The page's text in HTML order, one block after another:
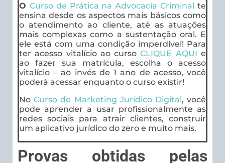
O Curso de Prática na Advocacia Criminalte
ensina desde os aspectos mais básicos como
o atendimento ao cliente, até as atuações
mais complexas como a sustentação oral. E
ele está com uma condição imperdível! Para
ter acesso vitalício ao cursoCLIQUE AQUI e
ao fazer sua matrícula, escolha o acesso
vitalício – ao invés de 1 ano de acesso, você
poderá acessar enquanto o curso existir!
NoCurso de Marketing Jurídico Digital, você
pode aprender a usar profissionalmente as
redes sociais para atrair clientes, construir
um aplicativo jurídico do zero e muito mais.
Provas obtidas pelas